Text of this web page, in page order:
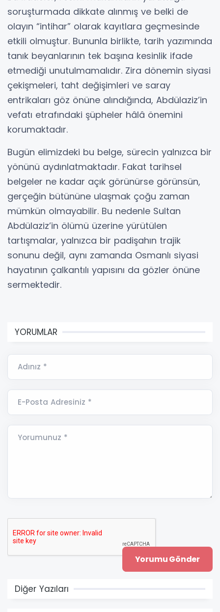
soruşturmada dikkate alınmış ve belki de
olayın “intihar” olarak kayıtlara geçmesinde
etkili olmuştur. Bununla birlikte, tarih yazımında
tanık beyanlarının tek başına kesinlik ifade
etmediği unutulmamalıdır. Zira dönemin siyasi
çekişmeleri, taht değişimleri ve saray
entrikaları göz önüne alındığında, Abdülaziz’in
vefatı etrafındaki şüpheler hâlâ önemini
korumaktadır.
Bugün elimizdeki bu belge, sürecin yalnızca bir
yönünü aydınlatmaktadır. Fakat tarihsel
belgeler ne kadar açık görünürse görünsün,
gerçeğin bütününe ulaşmak çoğu zaman
mümkün olmayabilir. Bu nedenle Sultan
Abdülaziz’in ölümü üzerine yürütülen
tartışmalar, yalnızca bir padişahın trajik
sonunu değil, aynı zamanda Osmanlı siyasi
hayatının çalkantılı yapısını da gözler önüne
sermektedir.
YORUMLAR
Adınız *
E-Posta Adresiniz *
Yorumunuz *
Diğer Yazıları